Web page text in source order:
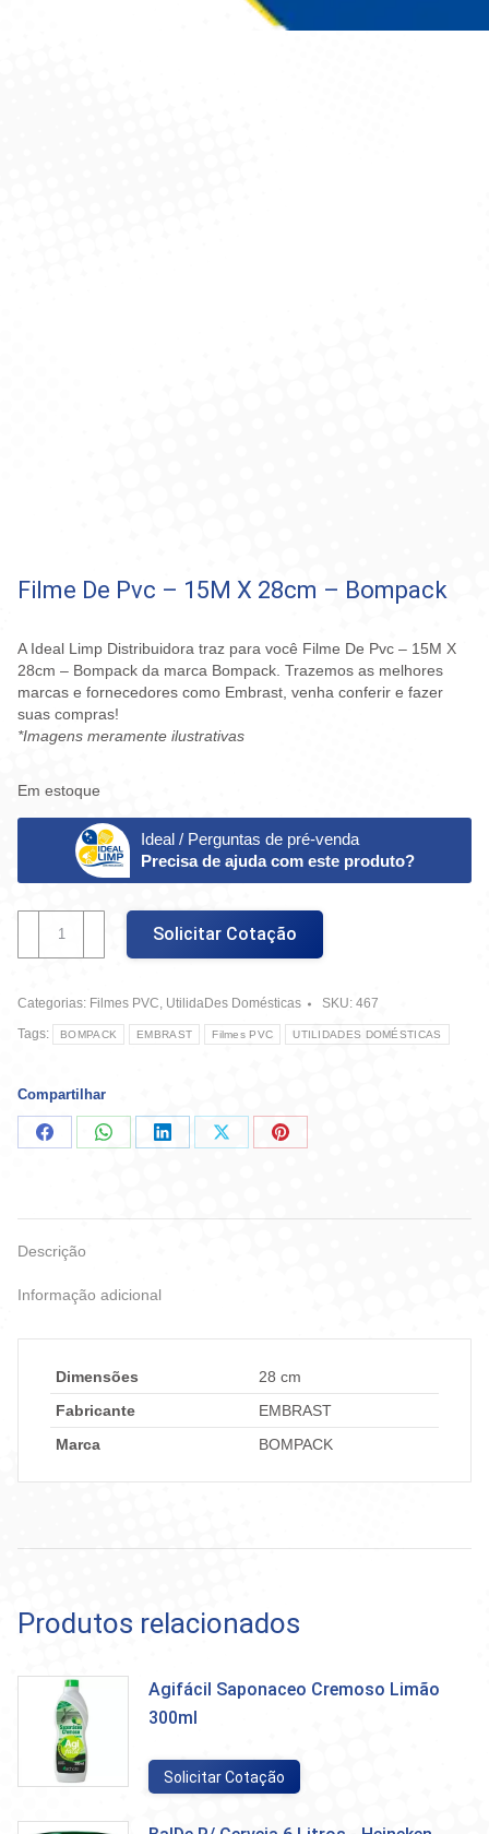
Filme De Pvc – 15M X 28cm – Bompack
A Ideal Limp Distribuidora traz para você Filme De Pvc – 15M X
28cm – Bompack da marca Bompack. Trazemos as melhores
marcas e fornecedores como Embrast, venha conferir e fazer
suas compras!
*Imagens meramente ilustrativas
Em estoque
Ideal / Perguntas de pré-venda
Precisa de ajuda com este produto?
Pvc
15M
X
Bompack
quantidade
Solicitar Cotação
Categorias: Filmes PVC, UtilidaDes Domésticas SKU: 467
Tags:
BOMPACK EMBRAST Filmes PVC UTILIDADES DOMÉSTICAS
Compartilhar
CompartilharCompartilharCompartilharCompartilharCompartilhar
Descrição
Informação adicional
Dimensões
28 cm
Fabricante
EMBRAST
Marca
BOMPACK
Produtos relacionados
Agifácil Saponaceo Cremoso Limão
300ml
Solicitar Cotação